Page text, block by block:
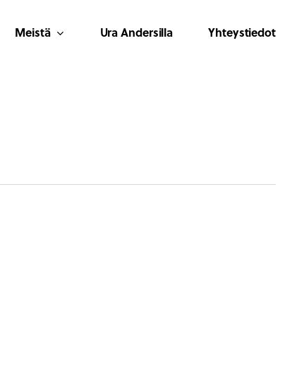
Meistä Ura Andersilla Yhteystiedot